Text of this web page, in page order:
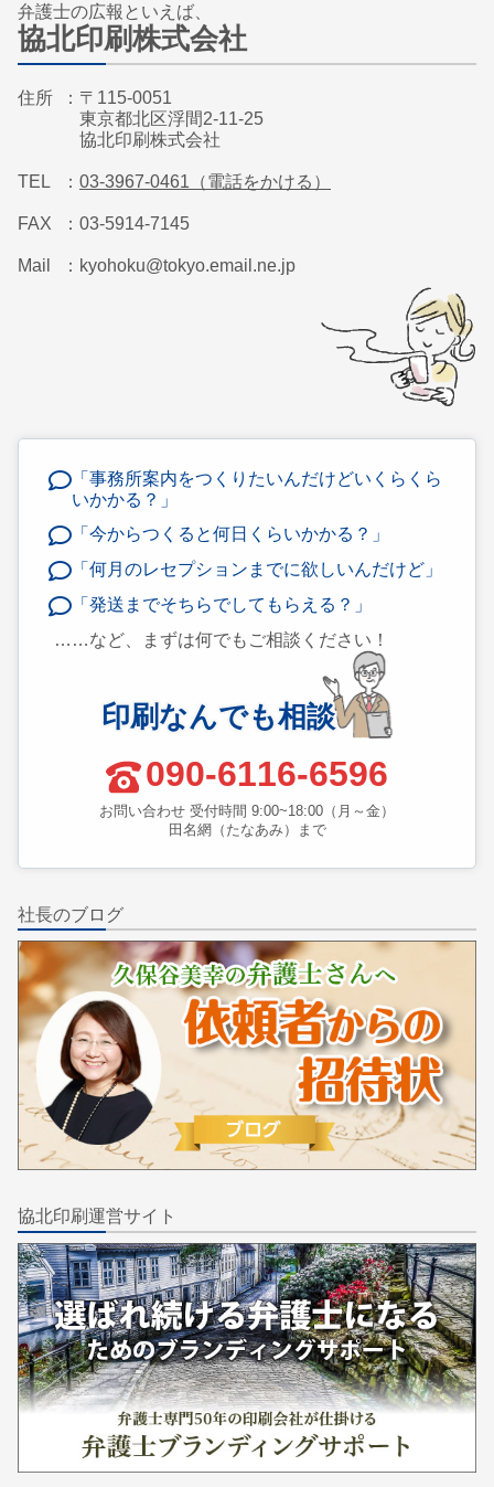
弁護士の広報といえば、
協北印刷株式会社
住所
〒115-0051
東京都北区浮間2-11-25
協北印刷株式会社
TEL 03-3967-0461（電話をかける）
FAX 03-5914-7145
Mail kyohoku@tokyo.email.ne.jp
「事務所案内をつくりたいんだけどいくらくら
いかかる？」
「今からつくると何日くらいかかる？」
「何月のレセプションまでに欲しいんだけど」
「発送までそちらでしてもらえる？」
……など、まずは何でもご相談ください！
印刷なんでも相談
090-6116-6596
お問い合わせ 受付時間 9:00~18:00（月～金）
田名網（たなあみ）まで
社長のブログ
協北印刷運営サイト